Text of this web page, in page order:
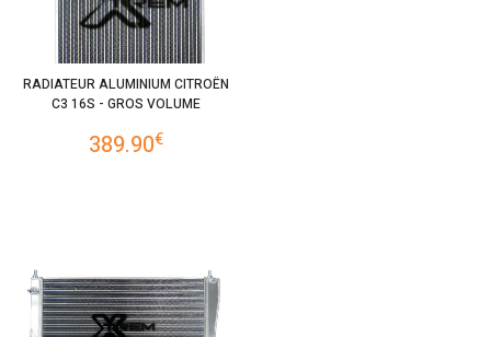
RADIATEUR ALUMINIUM CITROËN
C3 16S - GROS VOLUME
389.90€